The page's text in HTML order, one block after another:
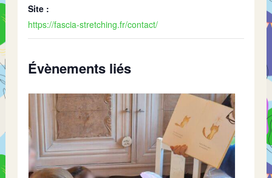
Site :
https://fascia-stretching.fr/contact/
Évènements liés